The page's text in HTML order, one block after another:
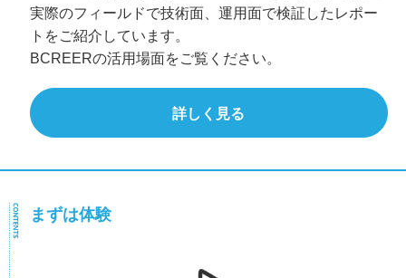
実際のフィールドで技術面、運用面で検証したレポー
トをご紹介しています。
BCREERの活用場面をご覧ください。
詳しく見る
まずは体験